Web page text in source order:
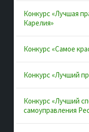
Полезные ссылки
Интернет-портал
Инициативы Карелии
Территориальное
Республике Карелия
ВАРМСУ
Конкурс «Лучшая
Карелия»
Конкурс «Самое
Конкурс «Лучший
Конкурс «Лучший
самоуправления